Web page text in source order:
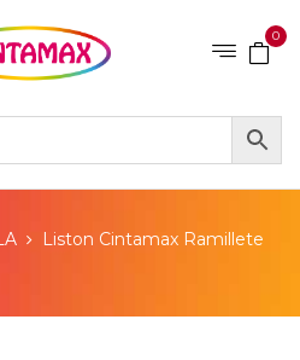
0
Liston Cintamax Ramillete